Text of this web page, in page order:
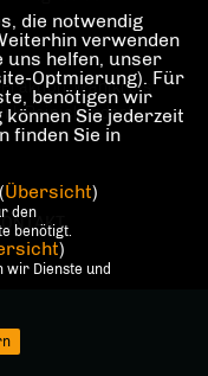
Wahlkreis
Reinickendorf.
die notwendig
verwenden
uns helfen, unser
Optmierung). Für
benötigen wir
Sie jederzeit
finden Sie in
Übersicht)
den
benötigt.
)
wir Dienste und